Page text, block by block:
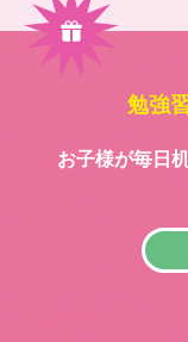
勉強
お子様が毎日